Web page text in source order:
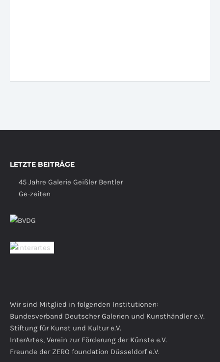
LETZTE BEITRÄGE
45 Jahre Galerie Geißler Bentler
Ge-zeiten
Wir sind Mitglied in folgenden Institutionen:
Bundesverband Deutscher Galerien und Kunsthändler e.V.
Stiftung für Kunst und Kultur e.V.
InterArtes, Verein zur Förderung der Künste e.V.
Freunde der ZERO foundation Düsseldorf e.V.